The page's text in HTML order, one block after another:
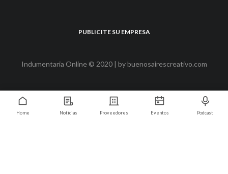
PUBLICITE SU EMPRESA
Indumentaria Online © 2020 | bybuenosairescreativo.com
Home Noticias Proveedores Eventos Podcast